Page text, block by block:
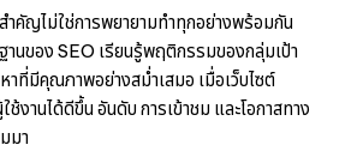
ำคัญไม่ใช่การพยายามทำทุกอย่างพร้อมกัน
านของ SEO เรียนรู้พฤติกรรมของกลุ่มเป้า
าที่มีคุณภาพอย่างสม่ำเสมอ เมื่อเว็บไซต์
งานได้ดีขึ้น อันดับ การเข้าชม และโอกาสทาง
มา